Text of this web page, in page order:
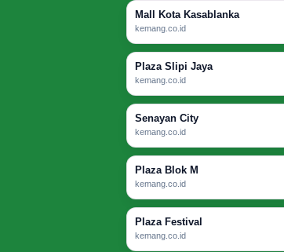
Mall Kota Kasablanka
kemang.co.id
Plaza Slipi Jaya
kemang.co.id
Senayan City
kemang.co.id
Plaza Blok M
kemang.co.id
Plaza Festival
kemang.co.id